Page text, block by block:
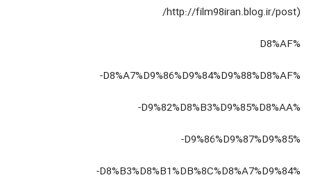
(http://film98iran.blog.ir/post/
%D8%AF
%D8%A7%D9%86%D9%84%D9%88%D8%AF-
%D9%82%D8%B3%D9%85%D8%AA-
%D9%86%D9%87%D9%85-
%D8%B3%D8%B1%DB%8C%D8%A7%D9%84-